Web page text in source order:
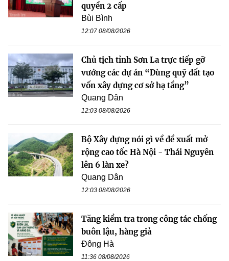
quyền 2 cấp
Bùi Bình
12:07 08/08/2026
Chủ tịch tỉnh Sơn La trực tiếp gỡ
vướng các dự án “Dùng quỹ đất tạo
vốn xây dựng cơ sở hạ tầng”
Quang Dân
12:03 08/08/2026
Bộ Xây dựng nói gì về đề xuất mở
rộng cao tốc Hà Nội - Thái Nguyên
lên 6 làn xe?
Quang Dân
12:03 08/08/2026
Tăng kiểm tra trong công tác chống
buôn lậu, hàng giả
Đông Hà
11:36 08/08/2026